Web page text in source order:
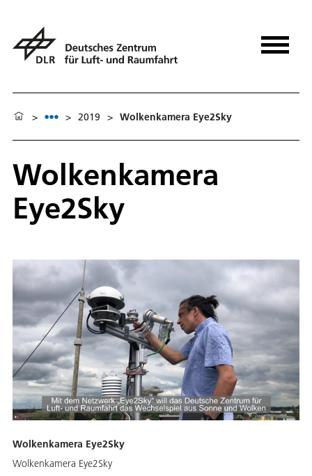
> > 2019 > Wolkenkamera Eye2Sky
Wolkenkamera
Eye2Sky
Wolkenkamera Eye2Sky
Wolkenkamera Eye2Sky